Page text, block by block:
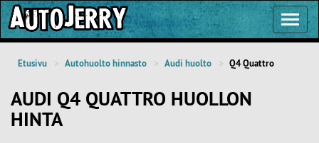
Etusivu Autohuolto hinnasto Audi huolto Q4 Quattro
AUDI Q4 QUATTRO HUOLLON
HINTA